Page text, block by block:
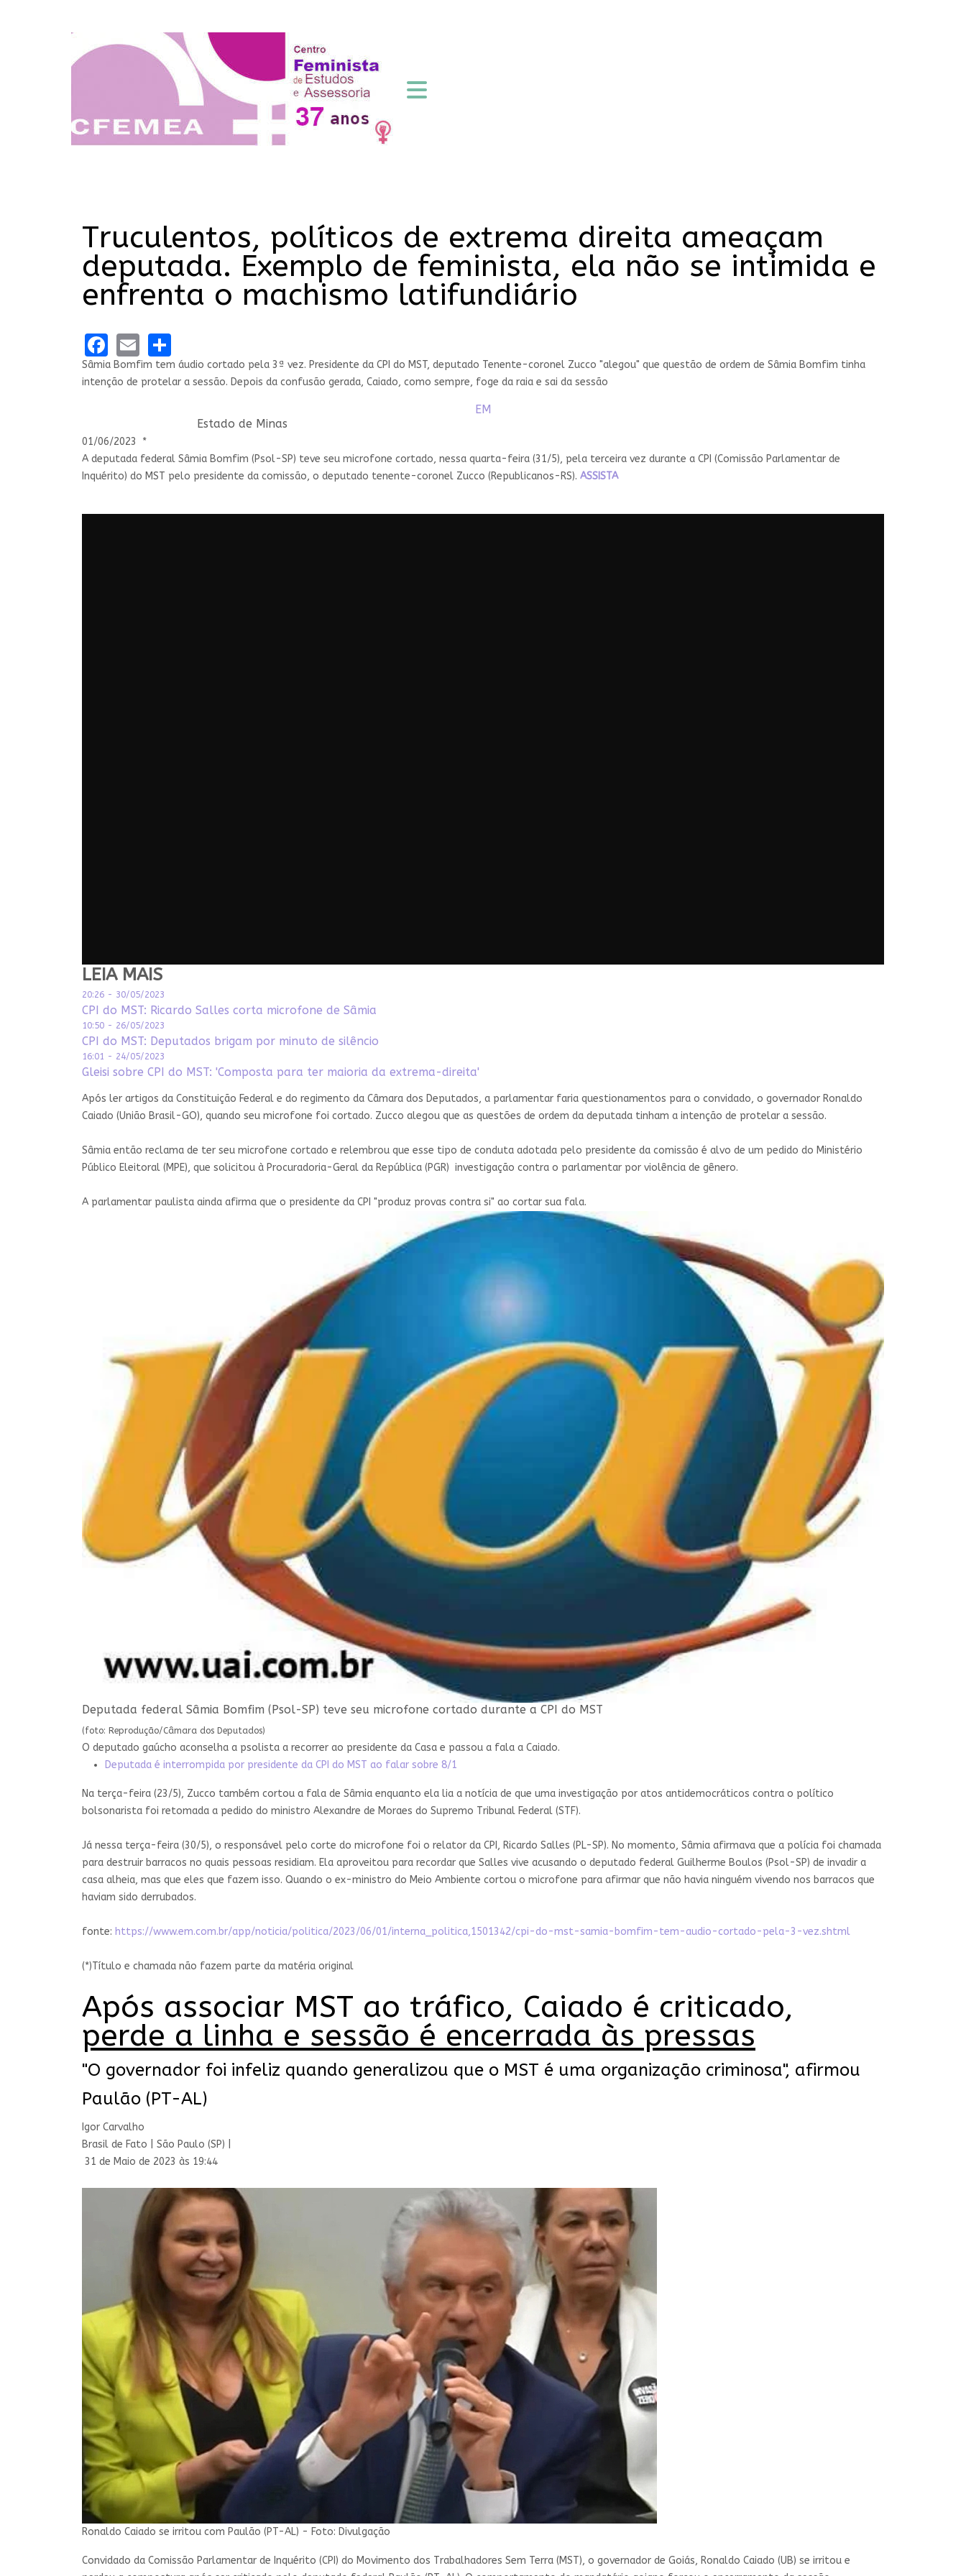
Truculentos, políticos de extrema direita ameaçam
deputada. Exemplo de feminista, ela não se intimida e
enfrenta o machismo latifundiário
Facebook
Email
Sâmia Bomfim tem áudio cortado pela 3ª vez. Presidente da CPI do MST, deputado Tenente-coronel Zucco "alegou" que questão de ordem de Sâmia Bomfim tinha
intenção de protelar a sessão. Depois da confusão gerada, Caiado, como sempre, foge da raia e sai da sessão
EM
Estado de Minas
01/06/2023 *
A deputada federal Sâmia Bomfim (Psol-SP) teve seu microfone cortado, nessa quarta-feira (31/5), pela terceira vez durante a CPI (Comissão Parlamentar de
Inquérito) do MST pelo presidente da comissão, o deputado tenente-coronel Zucco (Republicanos-RS). ASSISTA
LEIA MAIS
20:26 - 30/05/2023
CPI do MST: Ricardo Salles corta microfone de Sâmia
10:50 - 26/05/2023
CPI do MST: Deputados brigam por minuto de silêncio
16:01 - 24/05/2023
Gleisi sobre CPI do MST: 'Composta para ter maioria da extrema-direita'
Após ler artigos da Constituição Federal e do regimento da Câmara dos Deputados, a parlamentar faria questionamentos para o convidado, o governador Ronaldo
Caiado (União Brasil-GO), quando seu microfone foi cortado. Zucco alegou que as questões de ordem da deputada tinham a intenção de protelar a sessão.
Sâmia então reclama de ter seu microfone cortado e relembrou que esse tipo de conduta adotada pelo presidente da comissão é alvo de um pedido do Ministério
Público Eleitoral (MPE), que solicitou à Procuradoria-Geral da República (PGR) investigação contra o parlamentar por violência de gênero.
A parlamentar paulista ainda afirma que o presidente da CPI "produz provas contra si" ao cortar sua fala.
Deputada federal Sâmia Bomfim (Psol-SP) teve seu microfone cortado durante a CPI do MST
(foto: Reprodução/Câmara dos Deputados)
O deputado gaúcho aconselha a psolista a recorrer ao presidente da Casa e passou a fala a Caiado.
Deputada é interrompida por presidente da CPI do MST ao falar sobre 8/1
Na terça-feira (23/5), Zucco também cortou a fala de Sâmia enquanto ela lia a notícia de que uma investigação por atos antidemocráticos contra o político
bolsonarista foi retomada a pedido do ministro Alexandre de Moraes do Supremo Tribunal Federal (STF).
Já nessa terça-feira (30/5), o responsável pelo corte do microfone foi o relator da CPI, Ricardo Salles (PL-SP). No momento, Sâmia afirmava que a polícia foi chamada
para destruir barracos no quais pessoas residiam. Ela aproveitou para recordar que Salles vive acusando o deputado federal Guilherme Boulos (Psol-SP) de invadir a
casa alheia, mas que eles que fazem isso. Quando o ex-ministro do Meio Ambiente cortou o microfone para afirmar que não havia ninguém vivendo nos barracos que
haviam sido derrubados.
fonte: https://www.em.com.br/app/noticia/politica/2023/06/01/interna_politica,1501342/cpi-do-mst-samia-bomfim-tem-audio-cortado-pela-3-vez.shtml
(*)Título e chamada não fazem parte da matéria original
Após associar MST ao tráfico, Caiado é criticado,
perde a linha e sessão é encerrada às pressas
"O governador foi infeliz quando generalizou que o MST é uma organização criminosa", afirmou
Paulão (PT-AL)
Igor Carvalho
Brasil de Fato | São Paulo (SP) |
31 de Maio de 2023 às 19:44
Ronaldo Caiado se irritou com Paulão (PT-AL) - Foto: Divulgação
Convidado da Comissão Parlamentar de Inquérito (CPI) do Movimento dos Trabalhadores Sem Terra (MST), o governador de Goiás, Ronaldo Caiado (UB) se irritou e